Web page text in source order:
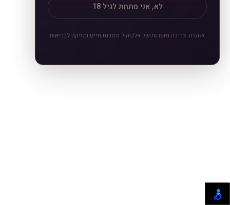
לא, אני מתחת לגיל 18
אזהרה: צריכה מופרזת של אלכוהול מסכנת חיים ומזיקה לבריאות